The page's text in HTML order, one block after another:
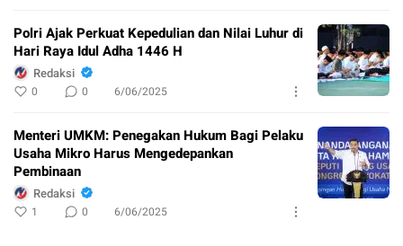
Polri Ajak Perkuat Kepedulian dan Nilai Luhur di
Hari Raya Idul Adha 1446 H
Redaksi
0 0 6/06/2025
Menteri UMKM: Penegakan Hukum Bagi Pelaku
Usaha Mikro Harus Mengedepankan
Pembinaan
Redaksi
1 0 6/06/2025